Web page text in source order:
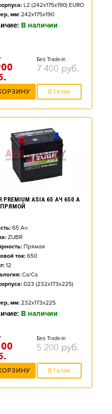
L2 (242x175x190) EURO
мм: 242x175x190
В наличии
Без Trade-in
7 400 руб.
В 1 клик
PREMIUM ASIA 65 АЧ 650 А
ПРЯМОЙ
65Ач
ZUBR
Прямая
ток: 650
12
Ca/Ca
D23 (232x173x225)
мм: 232x173x225
В наличии
Без Trade-in
5 200 руб.
В 1 клик